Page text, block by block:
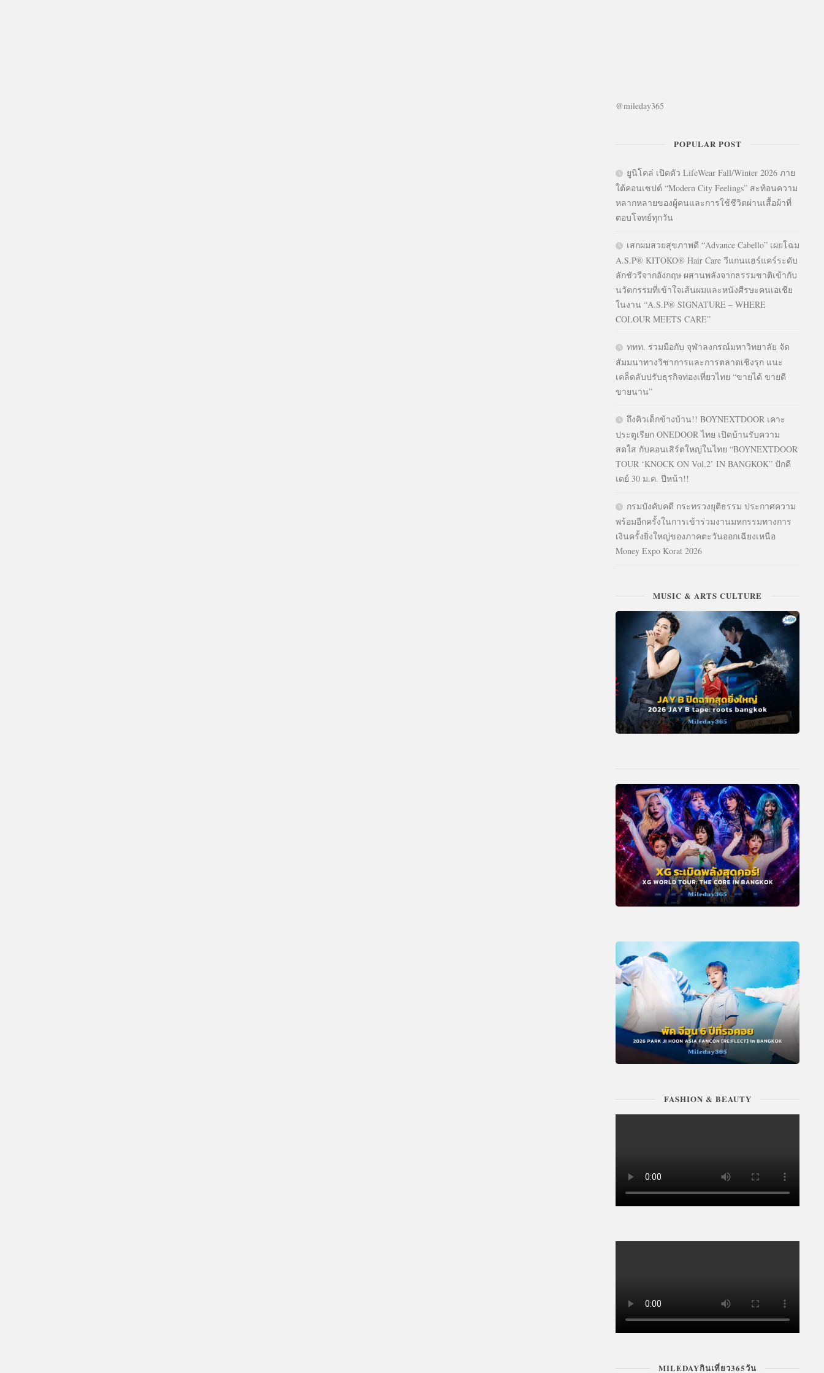
@mileday365
POPULAR POST
ยูนิโคล่ เปิดตัว LifeWear Fall/Winter 2026 ภาย
ใต้คอนเซปต์ “Modern City Feelings” สะท้อนความ
หลากหลายของผู้คนและการใช้ชีวิตผ่านเสื้อผ้าที่
ตอบโจทย์ทุกวัน
เสกผมสวยสุขภาพดี “Advance Cabello” เผยโฉม
A.S.P® KITOKO® Hair Care วีแกนแฮร์แคร์ระดับ
ลักชัวรีจากอังกฤษ ผสานพลังจากธรรมชาติเข้ากับ
นวัตกรรมที่เข้าใจเส้นผมและหนังศีรษะคนเอเชีย
ในงาน “A.S.P® SIGNATURE – WHERE
COLOUR MEETS CARE”
ททท. ร่วมมือกับ จุฬาลงกรณ์มหาวิทยาลัย จัด
สัมมนาทางวิชาการและการตลาดเชิงรุก แนะ
เคล็ดลับปรับธุรกิจท่องเที่ยวไทย “ขายได้ ขายดี
ขายนาน”
ถึงคิวเด็กข้างบ้าน!! BOYNEXTDOOR เคาะ
ประตูเรียก ONEDOOR ไทย เปิดบ้านรับความ
สดใส กับคอนเสิร์ตใหญ่ในไทย “BOYNEXTDOOR
TOUR ‘KNOCK ON Vol.2’ IN BANGKOK” ปักดี
เดย์ 30 ม.ค. ปีหน้า!!
กรมบังคับคดี กระทรวงยุติธรรม ประกาศความ
พร้อมอีกครั้งในการเข้าร่วมงานมหกรรมทางการ
เงินครั้งยิ่งใหญ่ของภาคตะวันออกเฉียงเหนือ
Money Expo Korat 2026
MUSIC & ARTS CULTURE
FASHION & BEAUTY
MILEDAYกินเที่ยว365วัน